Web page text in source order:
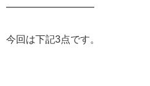
━━━━━━━━━
今回は下記3点です。